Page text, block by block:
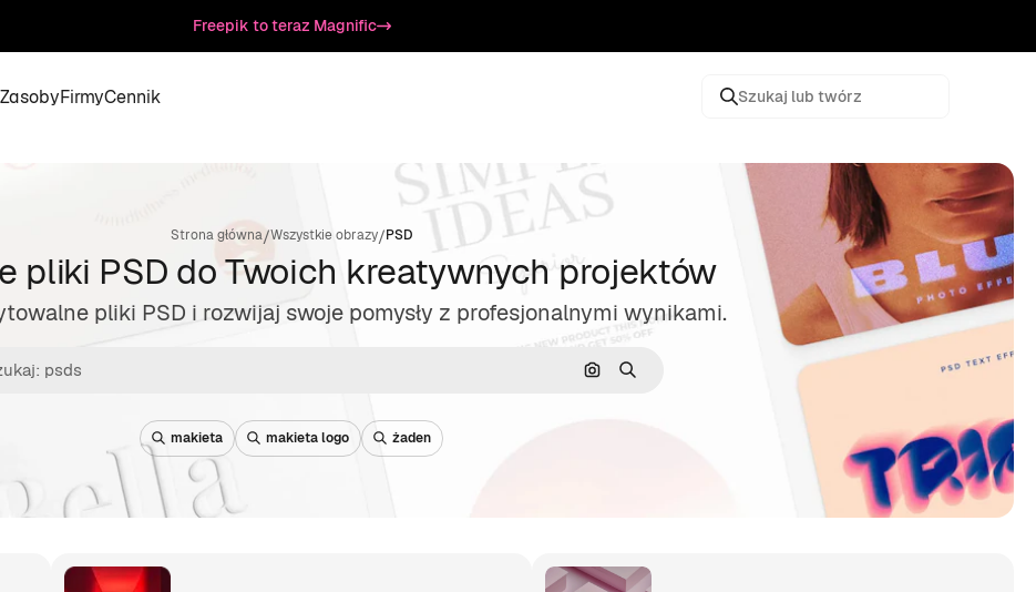
Freepik to teraz Magnific
ZasobyFirmyCennik Szukaj lub twórz
Strona główna/Wszystkie obrazy/PSD
pliki PSD do Twoich kreatywnych projektów
pliki PSD i rozwijaj swoje pomysły z profesjonalnymi wynikami.
Szukaj według obrazu
Szukaj
makieta makieta logo żaden